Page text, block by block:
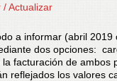
/ Actualizar
a informar (abril
dos opciones:
facturación de ambos
reflejados los valores